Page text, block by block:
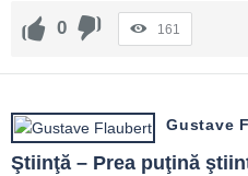
0 161
Gustave
Ştiinţă – Prea puţină